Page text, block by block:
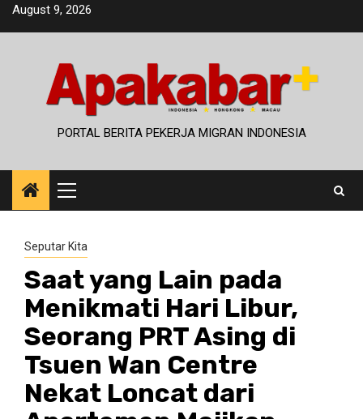
SkipAugust 9, 2026
PORTAL BERITA PEKERJA MIGRAN INDONESIA
Primary
Menu
Seputar Kita
Saat yang Lain pada
Menikmati Hari Libur,
Seorang PRT Asing di
Tsuen Wan Centre
Nekat Loncat dari